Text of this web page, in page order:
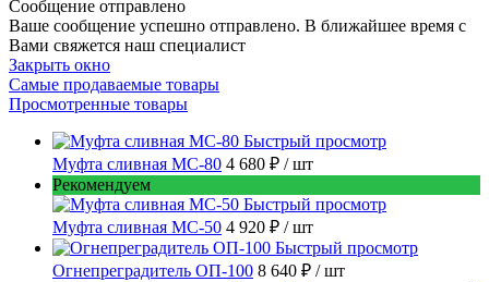
Сообщение отправлено
Ваше сообщение успешно отправлено. В ближайшее время с
Вами свяжется наш специалист
Закрыть окно
Самые продаваемые товары
Просмотренные товары
Быстрый просмотр
Муфта сливная МС-80 4 680 ₽ / шт
Рекомендуем
Быстрый просмотр
Муфта сливная МС-50 4 920 ₽ / шт
Быстрый просмотр
Огнепреградитель ОП-100 8 640 ₽ / шт